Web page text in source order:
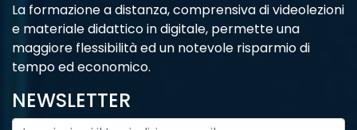
La formazione a distanza, comprensiva di videolezioni
e materiale didattico in digitale, permette una
maggiore flessibilità ed un notevole risparmio di
tempo ed economico.
NEWSLETTER